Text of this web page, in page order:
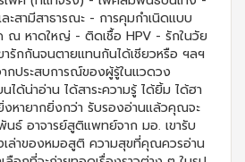
สามีสาธารณะ - การคุมกำเนิดแบบ
ณ หาดใหญ่ - ติดเชื้อ HPV - รักในวัย
รักกันจนตายแทนกันได้เชียวหรือ ฯลฯ
กประสบการณ์ของผู้รู้ในแวดวง
ได้น่าอ่าน ได้สาระความรู้ ได้ยิ้ม ได้ฮา
หายากยิ่งกว่า รับรองอ่านแล้วคุณจะ
ธ์ อาจารย์สูติแพทย์จาก มอ. เขารับ
เล่าของหมอสูติ ความสุขที่คุณควรอ่าน